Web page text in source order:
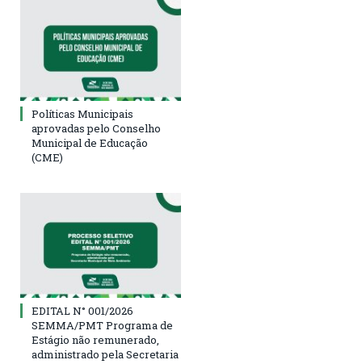
Políticas Municipais
aprovadas pelo Conselho
Municipal de Educação
(CME)
EDITAL N° 001/2026
SEMMA/PMT Programa de
Estágio não remunerado,
administrado pela Secretaria